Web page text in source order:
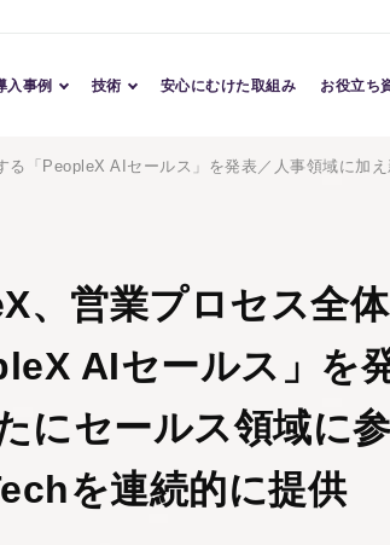
入事例
導入事例
技術
Conversation AI
安心にむけた取組み お役立ち
る「PeopleX AIセールス」を発表／人事領域に加
、営業プロセス全
AIセールス」を
にセールス領域に
を連続的に提供